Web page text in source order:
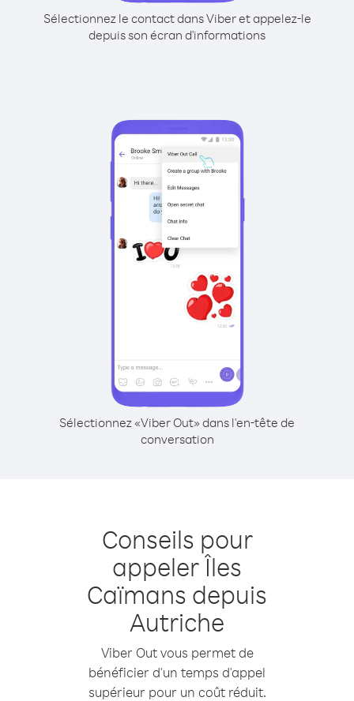
Sélectionnez le contact dans Viber et appelez-le
depuis son écran d'informations
Sélectionnez «Viber Out» dans l'en-tête de
conversation
Conseils pour
appeler Îles
Caïmans depuis
Autriche
Viber Out vous permet de
bénéficier d'un temps d'appel
supérieur pour un coût réduit.